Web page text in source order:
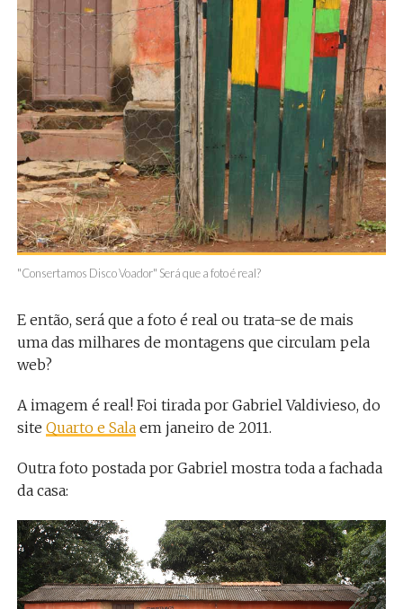
"Consertamos Disco Voador" Será que a foto é real?
E então, será que a foto é real ou trata-se de mais
uma das milhares de montagens que circulam pela
web?
A imagem é real! Foi tirada por Gabriel Valdivieso, do
site Quarto e Salaem janeiro de 2011.
Outra foto postada por Gabriel mostra toda a fachada
da casa: